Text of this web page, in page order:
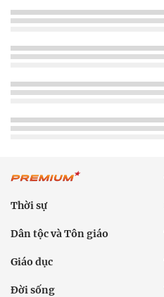
Thời sự
Dân tộc và Tôn giáo
Giáo dục
Đời sống